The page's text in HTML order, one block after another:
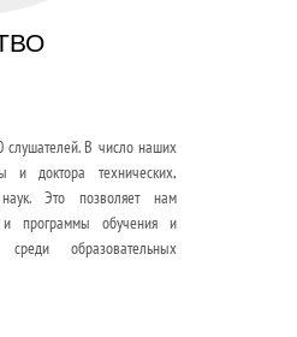
В число наших
и доктора технических,
наук. Это позволяет нам
и программы обучения и
образовательных